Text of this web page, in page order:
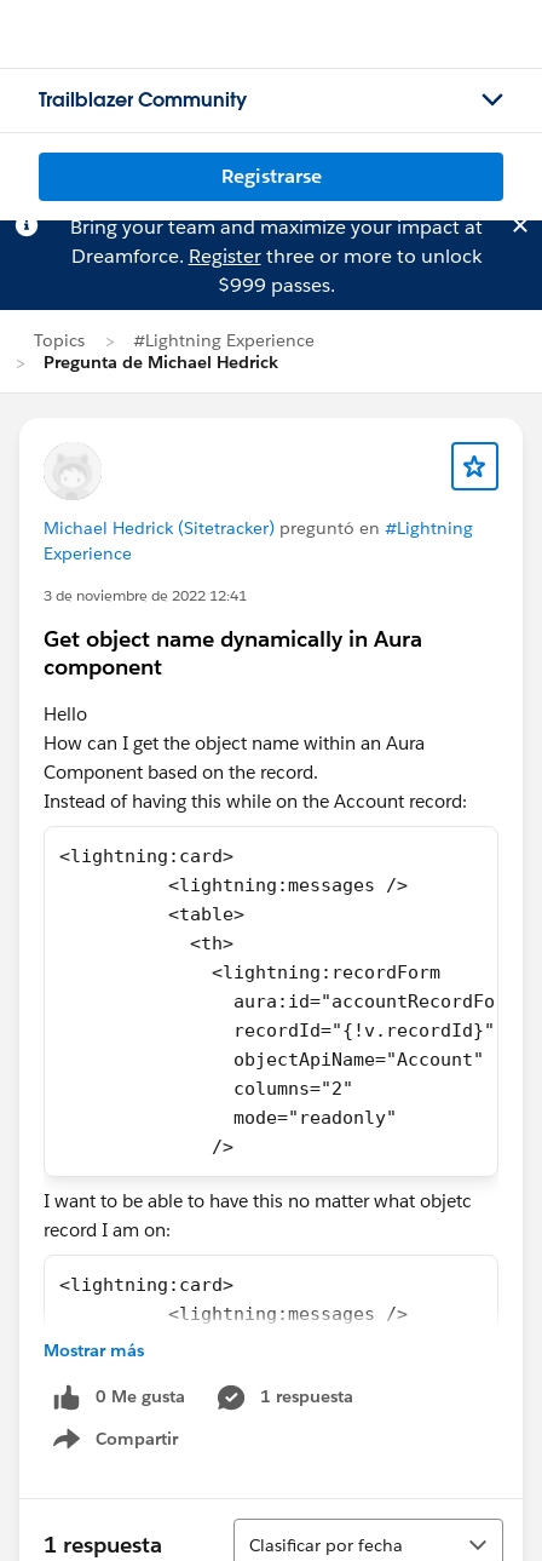
Trailblazer Community
Registrarse
Bring your team and maximize your impact at
Dreamforce. Registerthree or more to unlock
$999 passes.
Topics
#Lightning Experience
Pregunta de Michael Hedrick
Michael Hedrick (Sitetracker) preguntó en #Lightning
Experience
3 de noviembre de 2022 12:41
Get object name dynamically in Aura
component
Hello
How can I get the object name within an Aura
Component based on the record.
Instead of having this while on the Account record:
<lightning:card>
          <lightning:messages />
          <table>
            <th>
              <lightning:recordForm
                aura:id="accountRecordForm"
                recordId="{!v.recordId}"
                objectApiName="Account"
                columns="2"
                mode="readonly"
              />
I want to be able to have this no matter what objetc
record I am on:
<lightning:card>
          <lightning:messages />
          <table>
              <lightning:recordForm
                aura:id="RecordForm"
                columns="2"
                mode="readonly"
Mostrar más
0 Me gusta
1 respuesta
Compartir
Show menu
1 respuesta
Ordenar
Clasificar por fecha